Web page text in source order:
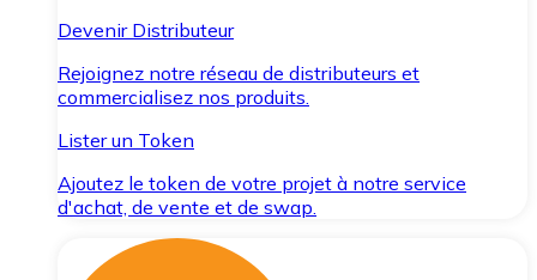
Devenir Distributeur
Rejoignez notre réseau de distributeurs et
commercialisez nos produits.
Lister un Token
Ajoutez le token de votre projet à notre service
d'achat, de vente et de swap.